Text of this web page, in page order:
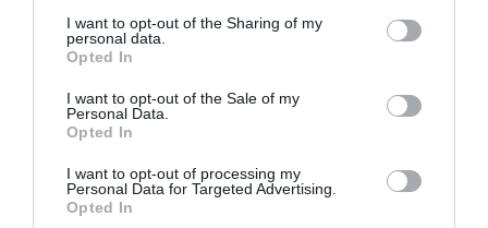
I want to opt-out of the Sharing of my
personal data.
Opted In
I want to opt-out of the Sale of my
Personal Data.
Opted In
I want to opt-out of processing my
Personal Data for Targeted Advertising.
Opted In
clientsobtindran nous avantatges
, com la
utilització de la xarxa de 9.600 caixers de La Caixa
per realitzar reintegraments a dèbit amb les seves
targetes sense cap cost.
oficines, a més del nom de Barclays,
s'anunciarà que és una companyia del Grup